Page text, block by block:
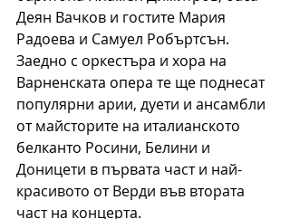
Деян Вачков и гостите Мария
Радоева и Самуел Робъртсън.
Заедно с оркестъра и хора на
Варненската опера те ще поднесат
популярни арии, дуети и ансамбли
от майсторите на италианското
белканто Росини, Белини и
Доницети в първата част и най-
красивото от Верди във втората
част на концерта.